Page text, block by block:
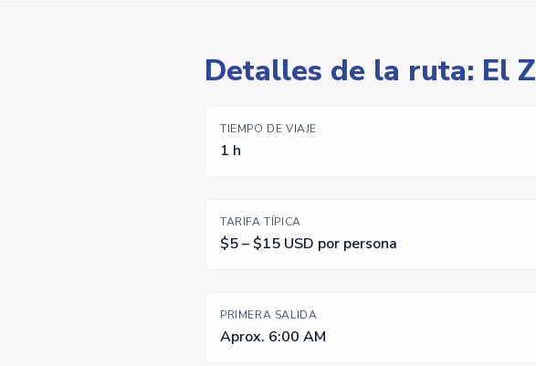
Detalles de la ruta: El
TIEMPO DE VIAJE
1 h
TARIFA TÍPICA
$5 – $15 USD por persona
PRIMERA SALIDA
Aprox. 6:00 AM